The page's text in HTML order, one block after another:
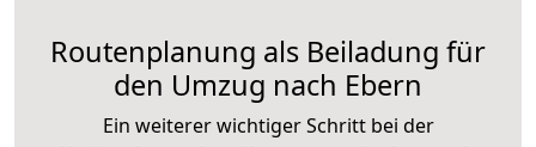
Routenplanung als Beiladung für
den Umzug nach Ebern
Ein weiterer wichtiger Schritt bei der